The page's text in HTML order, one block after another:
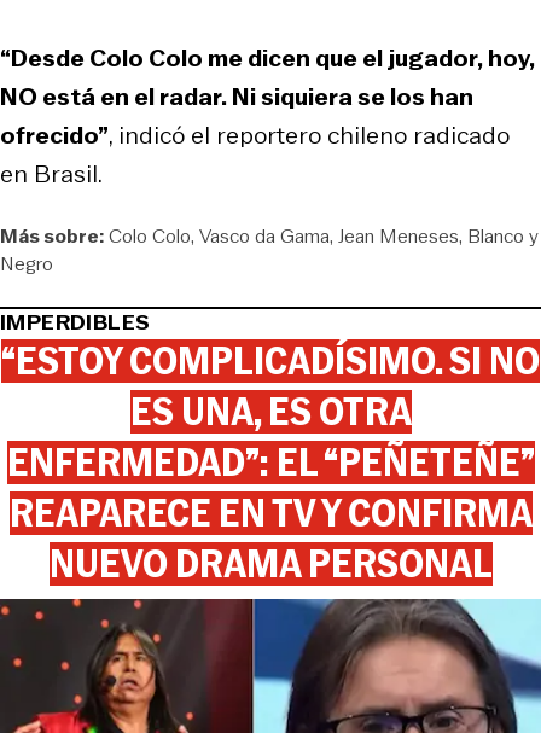
“Desde Colo Colo me dicen que el jugador, hoy,
NO está en el radar. Ni siquiera se los han
ofrecido”, indicó el reportero chileno radicado
en Brasil.
Más sobre:Colo Colo Vasco da Gama Jean Meneses Blanco y
Negro
IMPERDIBLES
“ESTOY COMPLICADÍSIMO. SI NO
ES UNA, ES OTRA
ENFERMEDAD”: EL “PEÑETEÑE”
REAPARECE EN TV Y CONFIRMA
NUEVO DRAMA PERSONAL